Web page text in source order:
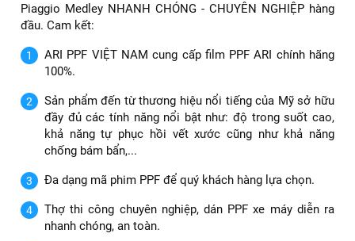
Piaggio Medley NHANH CHÓNG - CHUYÊN NGHIỆP hàng
đầu. Cam kết:
ARI PPF VIỆT NAM cung cấp film PPF ARI chính hãng
100%.
Sản phẩm đến từ thương hiệu nổi tiếng của Mỹ sở hữu
đầy đủ các tính năng nổi bật như: độ trong suốt cao,
khả năng tự phục hồi vết xước cũng như khả năng
chống bám bẩn,...
Đa dạng mã phim PPF để quý khách hàng lựa chọn.
Thợ thi công chuyên nghiệp, dán PPF xe máy diễn ra
nhanh chóng, an toàn.